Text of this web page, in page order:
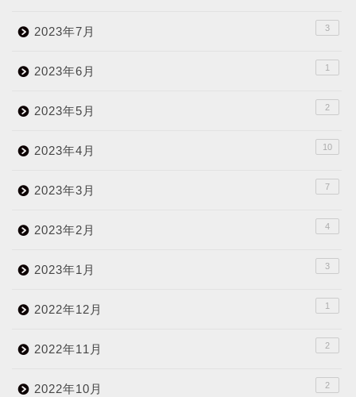
2023年7月 3
2023年6月 1
2023年5月 2
2023年4月 10
2023年3月 7
2023年2月 4
2023年1月 3
2022年12月 1
2022年11月 2
2022年10月 2